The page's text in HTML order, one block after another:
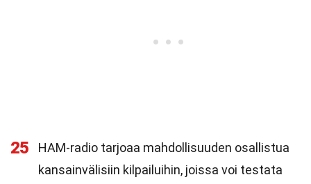
25
HAM-radio tarjoaa mahdollisuuden osallistua
kansainvälisiin kilpailuihin, joissa voi testata